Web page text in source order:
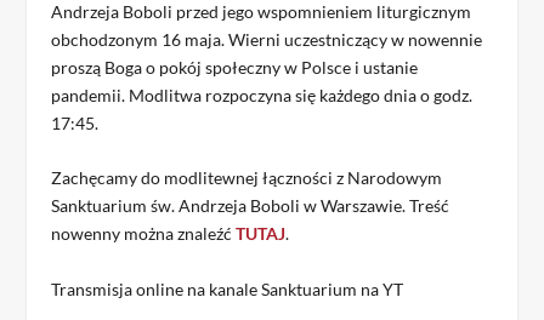
Andrzeja Boboli przed jego wspomnieniem liturgicznym
obchodzonym 16 maja. Wierni uczestniczący w nowennie
proszą Boga o pokój społeczny w Polsce i ustanie
pandemii. Modlitwa rozpoczyna się każdego dnia o godz.
17:45.
Zachęcamy do modlitewnej łączności z Narodowym
Sanktuarium św. Andrzeja Boboli w Warszawie. Treść
nowenny można znaleźćTUTAJ.
Transmisja online na kanale Sanktuarium na YT